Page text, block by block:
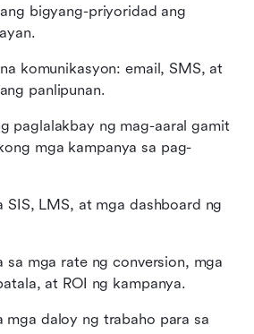
bigyang-priyoridad ang
komunikasyon: email, SMS, at
panlipunan.
paglalakbay ng mag-aaral gamit
mga kampanya sa pag-
SIS, LMS, at mga dashboard ng
sa mga rate ng conversion, mga
at ROI ng kampanya.
mga daloy ng trabaho para sa